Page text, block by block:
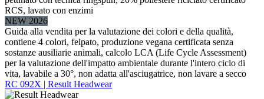
RCS, lavato con enzimi
NEW 2026
Guida alla vendita per la valutazione dei colori e della qualità,
contiene 4 colori, felpato, produzione vegana certificata senza
sostanze ausiliarie animali, calcolo LCA (Life Cycle Assessment)
per la valutazione dell'impatto ambientale durante l'intero ciclo di
vita, lavabile a 30°, non adatta all'asciugatrice, non lavare a secco
RC 092X | Result Headwear